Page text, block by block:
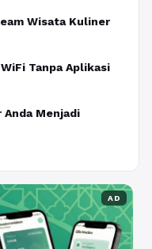
Wisata Kuliner
Tanpa Aplikasi
Anda Menjadi
AD